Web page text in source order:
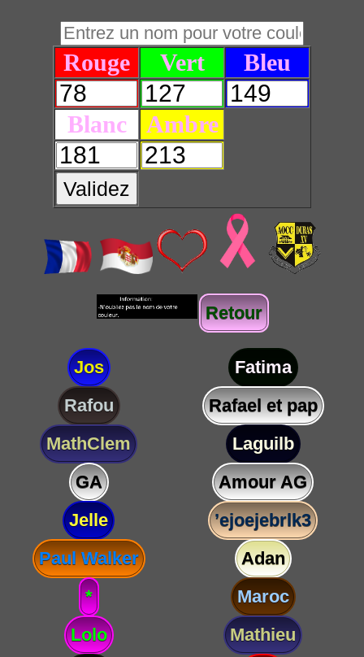
Rouge Vert Bleu
Blanc Ambre
Validez
Retour
Jos
Fatima
Rafou
Rafael et pap
MathClem
Laguilb
GA
Amour AG
Jelle
’ejoejebrlk3
Paul Walker
Adan
*
Maroc
Lolo
Mathieu